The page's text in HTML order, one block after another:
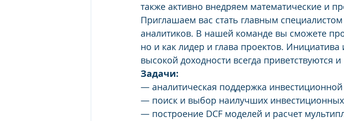
также активно внедряем математические и
Приглашаем вас стать главным
аналитиков. В нашей команде вы сможете
но и как лидер и глава проектов.
высокой доходности всегда приветствуются
Задачи:
— аналитическая поддержка
— поиск и выбор наилучших
— построение DCF моделей и расчет